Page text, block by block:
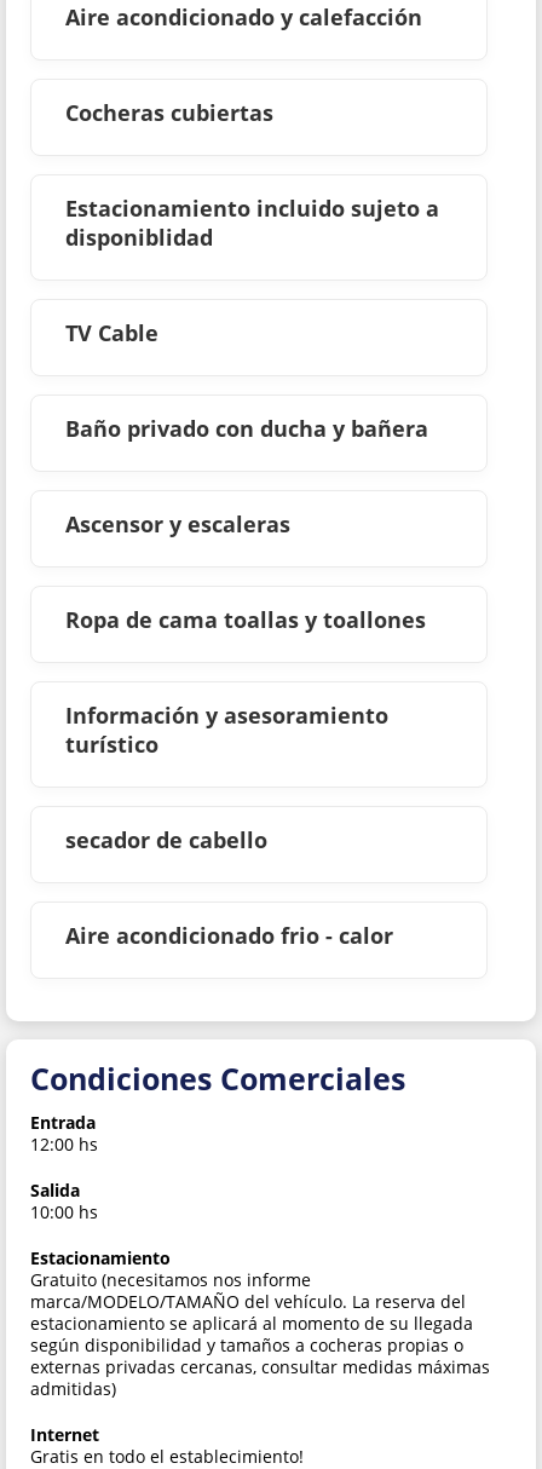
Aire acondicionado y calefacción
Cocheras cubiertas
Estacionamiento incluido sujeto a
disponiblidad
TV Cable
Baño privado con ducha y bañera
Ascensor y escaleras
Ropa de cama toallas y toallones
Información y asesoramiento
turístico
secador de cabello
Aire acondicionado frio - calor
Condiciones Comerciales
Entrada
12:00 hs
Salida
10:00 hs
Estacionamiento
Gratuito (necesitamos nos informe
marca/MODELO/TAMAÑO del vehículo. La reserva del
estacionamiento se aplicará al momento de su llegada
según disponibilidad y tamaños a cocheras propias o
externas privadas cercanas, consultar medidas máximas
admitidas)
Internet
Gratis en todo el establecimiento!